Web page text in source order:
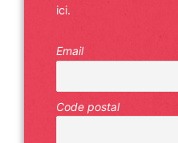
ici.
Email
Code postal